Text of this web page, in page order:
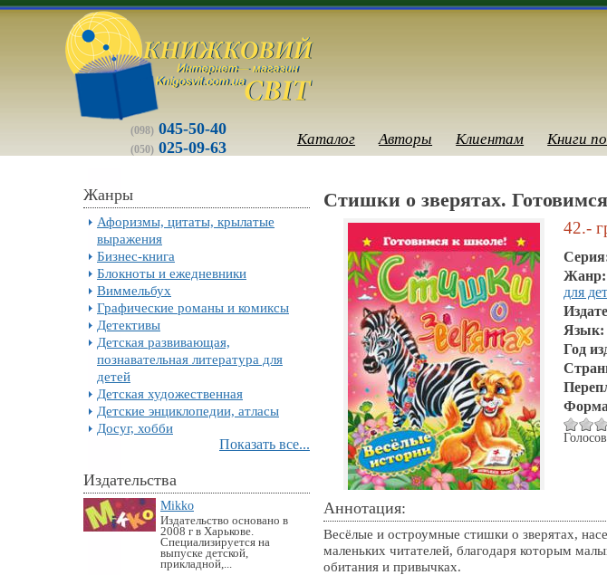
(098) 045-50-40
(050) 025-09-63 Каталог Авторы Клиентам Книги
Жанры
Афоризмы, цитаты, крылатые
выражения
Бизнес-книга
Блокноты и ежедневники
Виммельбух
Графические романы и комиксы
Детективы
Детская развивающая,
познавательная литература для
детей
Детская художественная
Детские энциклопедии, атласы
Досуг, хобби
Показать все...
Издательства
Mikko
Издательство основано в
2008 г в Харькове.
Специализируется на
выпуске детской,
прикладной,...
Стишки о зверятах.
42.-
Жанр:
для
Язык:
Год
Аннотация:
Весёлые и остроумные стишки о зверятах,
маленьких читателей, благодаря которым
обитания и привычках.